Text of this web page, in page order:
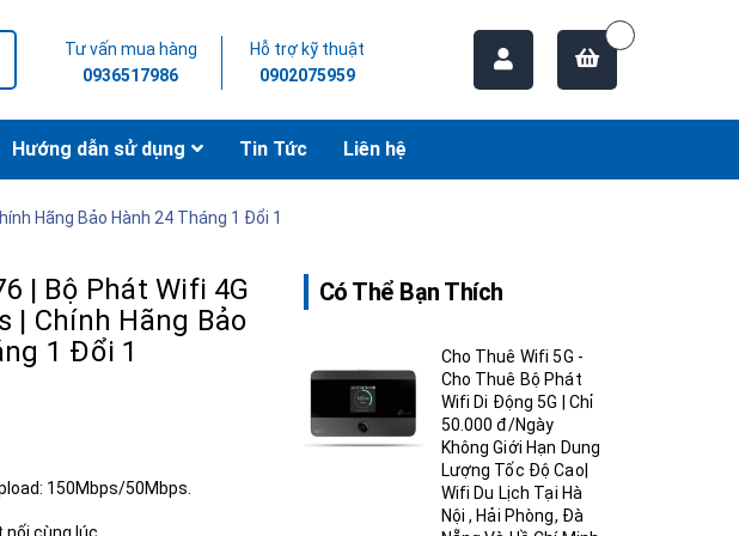
Tư vấn mua hàng
0936517986
Hỗ trợ kỹ thuật
0902075959
Hướng dẫn sử dụng Tin Tức Liên hệ
Hãng Bảo Hành 24 Tháng 1 Đổi 1
| Bộ Phát Wifi 4G
| Chính Hãng Bảo
1 Đổi 1
150Mbps/50Mbps.
Có Thể Bạn Thích
Cho Thuê Wifi 5G -
Cho Thuê Bộ Phát
Wifi Di Động 5G | Chỉ
50.000 đ/Ngày
Không Giới Hạn Dung
Lượng Tốc Độ Cao|
Wifi Du Lịch Tại Hà
Nội , Hải Phòng, Đà